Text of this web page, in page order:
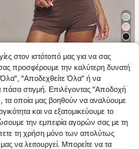
MUSERA
Warehouse Musera Sport Αντίθετ
Ιμάντα Active Cami Top Αθ
Προπόνηση Γυμναστήριο Pi
Fitness Καθημερινά Casual A
.61€ -1% 10.81€
στον ιστότοπό μας για να σας
προσφέρουμε την καλύτερη δυνατή
Όλα", "Αποδεχθείτε Όλα" ή να
πάσα στιγμή. Επιλέγοντας "Αποδοχή
τα οποία μας βοηθούν να αναλύουμε
και να εξατομικεύουμε το
την εμπειρία αγορών σας με τη
τη χρήση μόνο των απολύτως
να λειτουργεί. Μπορείτε να τα